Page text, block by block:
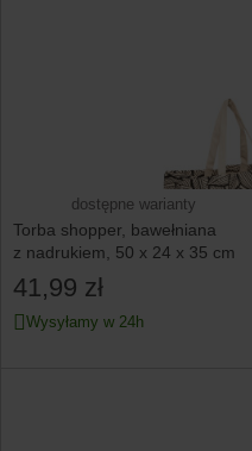
dostępne warianty
Torba shopper, bawełniana
z nadrukiem, 50 x 24 x 35 cm
41,99 zł
Wysyłamy w 24h